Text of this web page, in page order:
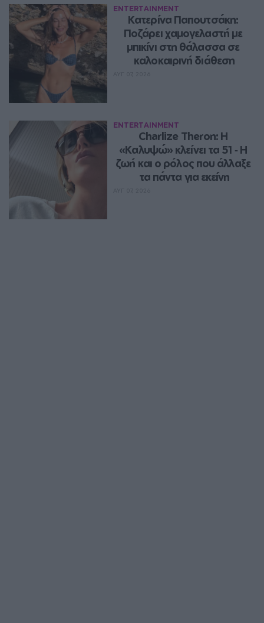
ENTERTAINMENT
Κατερίνα Παπουτσάκη:
Ποζάρει χαμογελαστή με
μπικίνι στη θάλασσα σε
καλοκαιρινή διάθεση
ENTERTAINMENT
Charlize Theron: Η
«Καλυψώ» κλείνει τα 51 ‑ H
ζωή και ο ρόλος που άλλαξε
τα πάντα για εκείνη